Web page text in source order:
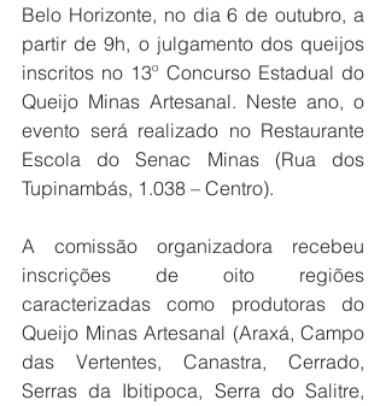
Belo Horizonte, no dia 6 de outubro, a
partir de 9h, o julgamento dos queijos
inscritos no 13º Concurso Estadual do
Queijo Minas Artesanal. Neste ano, o
evento será realizado no Restaurante
Escola do Senac Minas (Rua dos
Tupinambás, 1.038 – Centro).
A comissão organizadora recebeu
inscrições de oito regiões
caracterizadas como produtoras do
Queijo Minas Artesanal (Araxá, Campo
das Vertentes, Canastra, Cerrado,
Serras da Ibitipoca, Serra do Salitre,